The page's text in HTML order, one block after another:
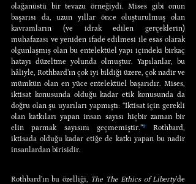
olağanüstü bir tevazu örneğiydi. Mises gibi onun
başarısı da, uzun yıllar önce oluşturulmuş olan
kavramların (ve idrak edilen gerçeklerin)
muhafazası ve yeniden ifade edilmesi ile esas olarak
olgunlaşmış olan bu entelektüel yapı içindeki birkaç
hatayı düzeltme yolunda olmuştur. Yapılanlar, bu
hâliyle, Rothbard’ın çok iyi bildiği üzere, çok nadir ve
mümkün olan en yüce entelektüel başarıdır. Mises,
iktisat konusunda olduğu kadar etik konusunda da
doğru olan şu uyarıları yapmıştı: “İktisat için gerekli
olan katkıları yapan insan sayısı hiçbir zaman bir
elin parmak sayısını geçmemiştir.”⁹ Rothbard,
iktisada olduğu kadar etiğe de katkı yapan bu nadir
insanlardan birisidir.
Rothbard’ın bu özelliği, The The Ethics of Liberty’de